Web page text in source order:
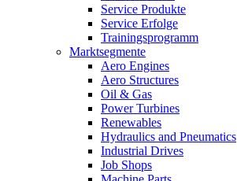
Service Produkte
Service Erfolge
Trainingsprogramm
Marktsegmente
Aero Engines
Aero Structures
Oil & Gas
Power Turbines
Renewables
Hydraulics and Pneumatics
Industrial Drives
Job Shops